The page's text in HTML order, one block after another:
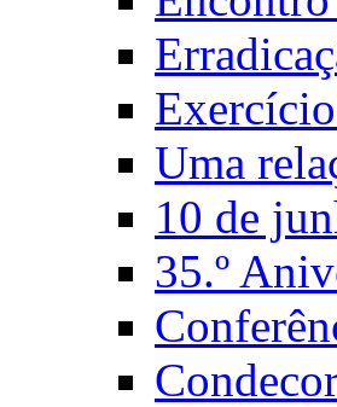
Uma
10 de
35.º